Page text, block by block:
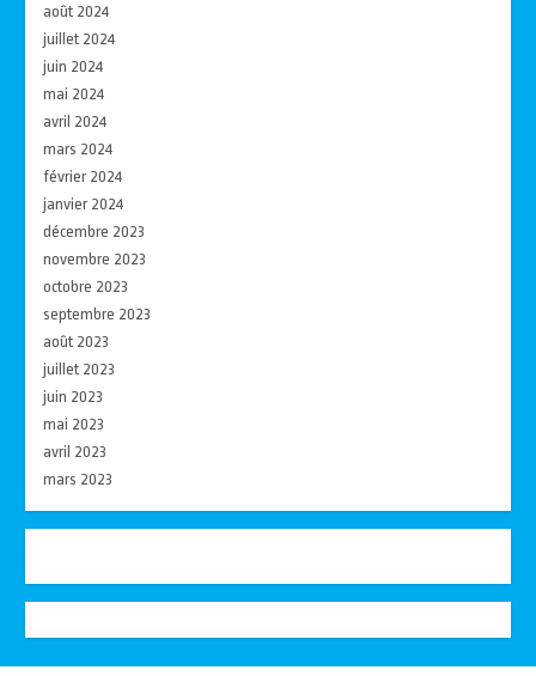
août 2024
juillet 2024
juin 2024
mai 2024
avril 2024
mars 2024
février 2024
janvier 2024
décembre 2023
novembre 2023
octobre 2023
septembre 2023
août 2023
juillet 2023
juin 2023
mai 2023
avril 2023
mars 2023